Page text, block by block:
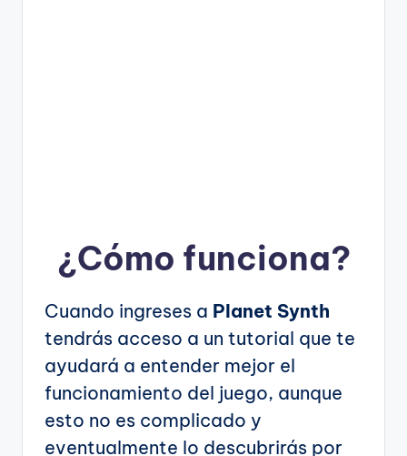
¿Cómo funciona?
Cuando ingreses a Planet Synth
tendrás acceso a un tutorial que te
ayudará a entender mejor el
funcionamiento del juego, aunque
esto no es complicado y
eventualmente lo descubrirás por